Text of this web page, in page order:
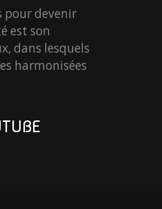
pour devenir
est son
dans lesquels
harmonisées